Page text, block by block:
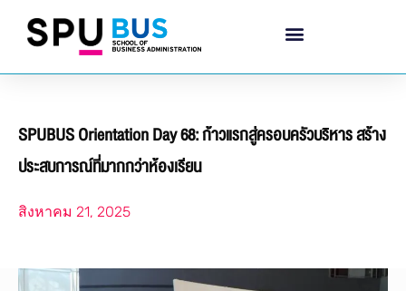
SPUBUS Orientation Day 68: ก้าวแรกสู่ครอบครัวบริหาร สร้าง
ประสบการณ์ที่มากกว่าห้องเรียน
สิงหาคม 21, 2025